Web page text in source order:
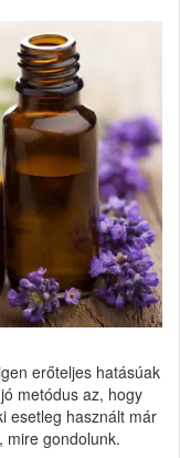
erőteljes hatásúak
metódus az, hogy
esetleg használt már
mire gondolunk.